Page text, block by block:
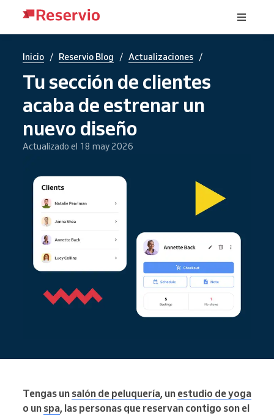
Inicio / Reservio Blog / Actualizaciones /
Tu sección de clientes
acaba de estrenar un
nuevo diseño
Actualizado el 18 may 2026
Tengas un salón de peluquería, un estudio de yoga
o un spa, las personas que reservan contigo son el